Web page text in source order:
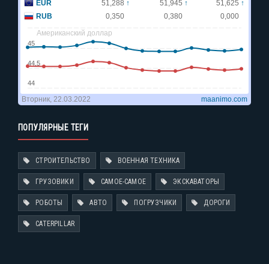
ПОПУЛЯРНЫЕ ТЕГИ
СТРОИТЕЛЬСТВО ВОЕННАЯ ТЕХНИКА
ГРУЗОВИКИ САМОЕ-САМОЕ ЭКСКАВАТОРЫ
РОБОТЫ АВТО ПОГРУЗЧИКИ ДОРОГИ
CATERPILLAR